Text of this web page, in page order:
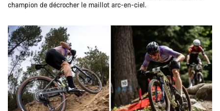
champion de décrocher le maillot arc-en-ciel.